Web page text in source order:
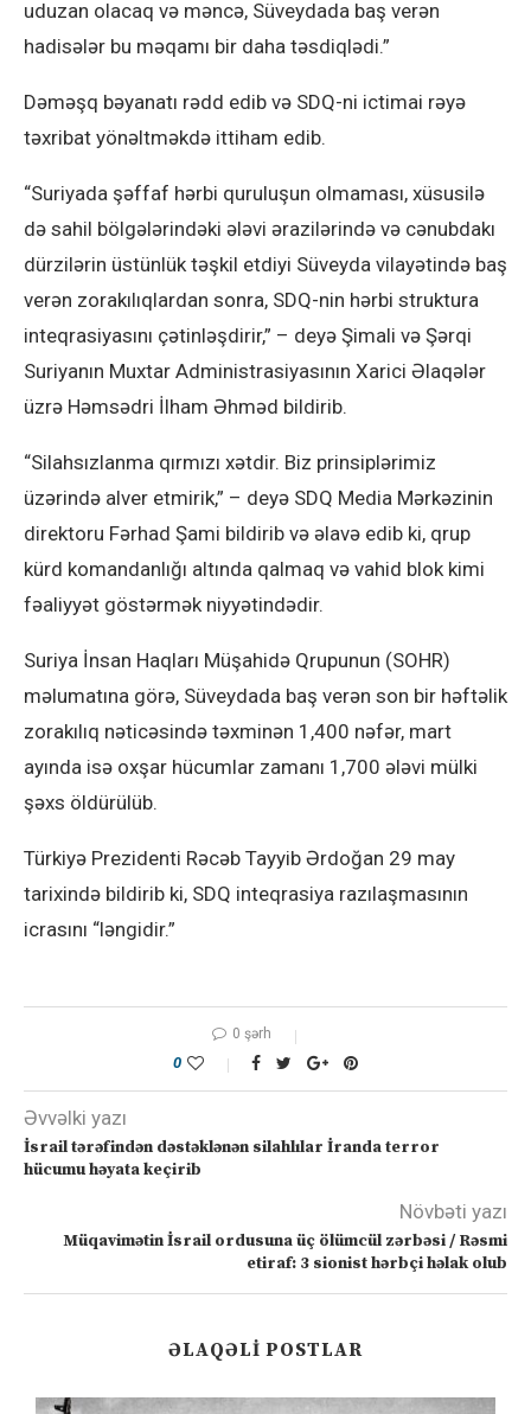
uduzan olacaq və məncə, Süveydada baş verən
hadisələr bu məqamı bir daha təsdiqlədi.”
Dəməşq bəyanatı rədd edib və SDQ-ni ictimai rəyə
təxribat yönəltməkdə ittiham edib.
“Suriyada şəffaf hərbi quruluşun olmaması, xüsusilə
də sahil bölgələrindəki ələvi ərazilərində və cənubdakı
dürzilərin üstünlük təşkil etdiyi Süveyda vilayətində baş
verən zorakılıqlardan sonra, SDQ-nin hərbi struktura
inteqrasiyasını çətinləşdirir,” – deyə Şimali və Şərqi
Suriyanın Muxtar Administrasiyasının Xarici Əlaqələr
üzrə Həmsədri İlham Əhməd bildirib.
“Silahsızlanma qırmızı xətdir. Biz prinsiplərimiz
üzərində alver etmirik,” – deyə SDQ Media Mərkəzinin
direktoru Fərhad Şami bildirib və əlavə edib ki, qrup
kürd komandanlığı altında qalmaq və vahid blok kimi
fəaliyyət göstərmək niyyətindədir.
Suriya İnsan Haqları Müşahidə Qrupunun (SOHR)
məlumatına görə, Süveydada baş verən son bir həftəlik
zorakılıq nəticəsində təxminən 1,400 nəfər, mart
ayında isə oxşar hücumlar zamanı 1,700 ələvi mülki
şəxs öldürülüb.
Türkiyə Prezidenti Rəcəb Tayyib Ərdoğan 29 may
tarixində bildirib ki, SDQ inteqrasiya razılaşmasının
icrasını “ləngidir.”
0 şərh
0
Əvvəlki yazı
İsrail tərəfindən dəstəklənən silahlılar İranda terror
hücumu həyata keçirib
Növbəti yazı
Müqavimətin İsrail ordusuna üç ölümcül zərbəsi / Rəsmi
etiraf: 3 sionist hərbçi həlak olub
ƏLAQƏLI POSTLAR